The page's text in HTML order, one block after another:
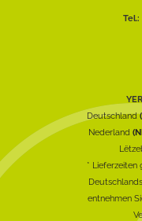
Tel.:
Deutschland
Nederland
*
entnehmen